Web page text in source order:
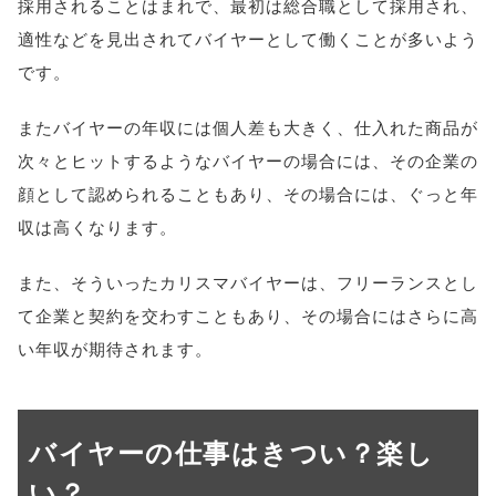
採用されることはまれで、最初は総合職として採用され、
適性などを見出されてバイヤーとして働くことが多いよう
です。
またバイヤーの年収には個人差も大きく、仕入れた商品が
次々とヒットするようなバイヤーの場合には、その企業の
顔として認められることもあり、その場合には、ぐっと年
収は高くなります。
また、そういったカリスマバイヤーは、フリーランスとし
て企業と契約を交わすこともあり、その場合にはさらに高
い年収が期待されます。
バイヤーの仕事はきつい？楽し